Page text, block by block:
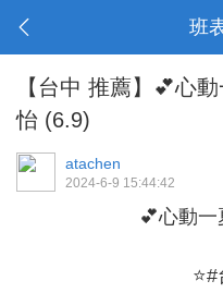
班
【台中 推薦】💕心
怡 (6.9)
atachen
2024-6-9 15:44:42
💕心動一